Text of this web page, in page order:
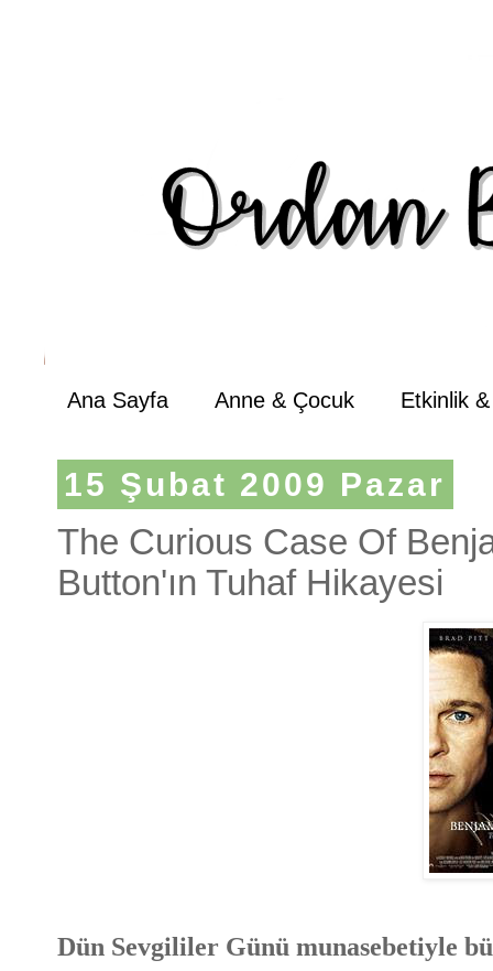
Ana Sayfa Anne & Çocuk Etkinlik
15 Şubat 2009 Pazar
The Curious Case Of
Button'ın Tuhaf Hikayesi
Dün Sevgililer Günü munasebetiyle